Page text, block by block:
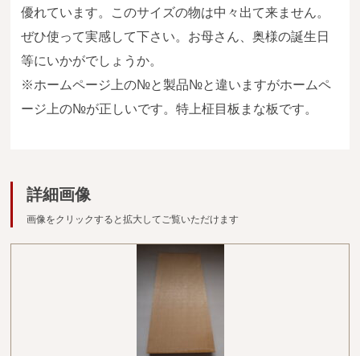
カテゴリー
広葉樹一枚板
優れています。このサイズの物は中々出て来ません。
ぜひ使って実感して下さい。お母さん、奥様の誕生日
等にいかがでしょうか。
※ホームページ上の№と製品№と違いますがホームペ
ージ上の№が正しいです。特上柾目板まな板です。
詳細画像
画像をクリックすると拡大してご覧いただけます